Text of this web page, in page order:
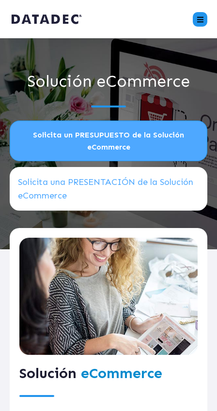
Solución eCommerce
Solicita un PRESUPUESTO de la Solución
eCommerce
Solicita una PRESENTACIÓN de la Solución
eCommerce
Solución eCommerce